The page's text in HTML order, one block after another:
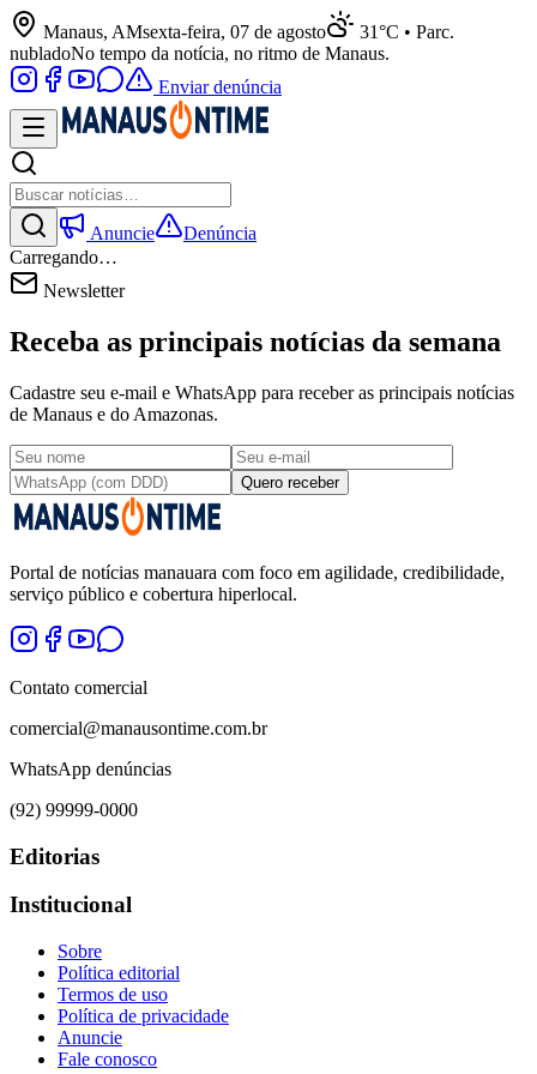
Manaus, AMsexta-feira, 07 de agosto
31°C • Parc.
nubladoNo tempo da notícia, no ritmo de Manaus.
Enviar denúncia
Anuncie
Denúncia
Carregando…
Newsletter
Receba as principais notícias da semana
Cadastre seu e-mail e WhatsApp para receber as principais notícias
de Manaus e do Amazonas.
Quero receber
Portal de notícias manauara com foco em agilidade, credibilidade,
serviço público e cobertura hiperlocal.
Contato comercial
comercial@manausontime.com.br
WhatsApp denúncias
(92) 99999-0000
Editorias
Institucional
Sobre
Política editorial
Termos de uso
Política de privacidade
Anuncie
Fale conosco